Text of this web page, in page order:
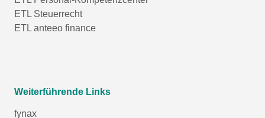
ETL Steuerrecht
ETL anteeo finance
Weiterführende Links
fynax